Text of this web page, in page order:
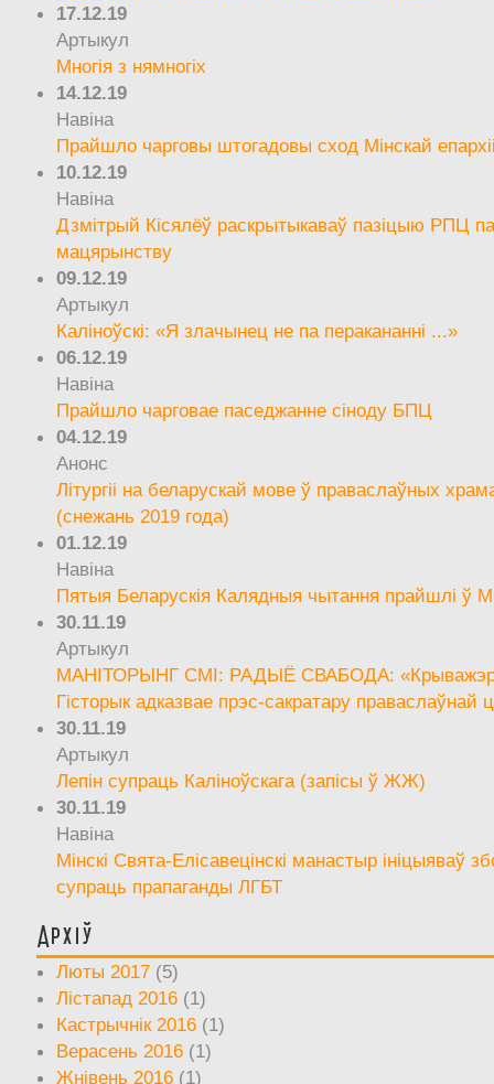
17.12.19
Артыкул
Многія з нямногіх
14.12.19
Навіна
Прайшло чарговы штогадовы сход Мінскай
10.12.19
Навіна
Дзмітрый Кісялёў раскрытыкаваў пазіцыю РПЦ
мацярынству
09.12.19
Артыкул
Каліноўскі: «Я злачынец не па перакананні ...»
06.12.19
Навіна
Прайшло чарговае паседжанне сіноду БПЦ
04.12.19
Анонс
Літургіі на беларускай мове ў праваслаўных
(снежань 2019 года)
01.12.19
Навіна
Пятыя Беларускія Калядныя чытання прайшлі ў
30.11.19
Артыкул
МАНІТОРЫНГ СМІ: РАДЫЁ СВАБОДА:
Гісторык адказвае прэс-сакратару праваслаўнай
30.11.19
Артыкул
Лепін супраць Каліноўскага (запісы ў ЖЖ)
30.11.19
Навіна
Мінскі Свята-Елісавецінскі манастыр ініцыяваў
супраць прапаганды ЛГБТ
Архіў
Люты 2017 (5)
Лістапад 2016 (1)
Кастрычнік 2016 (1)
Верасень 2016 (1)
Жнівень 2016 (1)